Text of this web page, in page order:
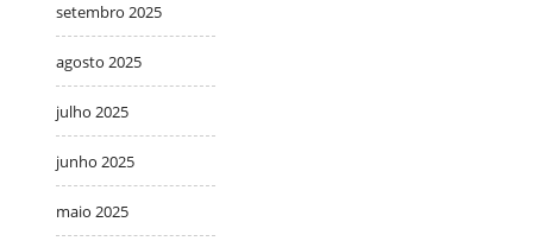
setembro 2025
agosto 2025
julho 2025
junho 2025
maio 2025